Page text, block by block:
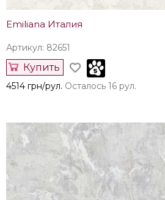
Emiliana Италия
Артикул: 82651
Купить
4514 грн/рул. Осталось 16 рул.